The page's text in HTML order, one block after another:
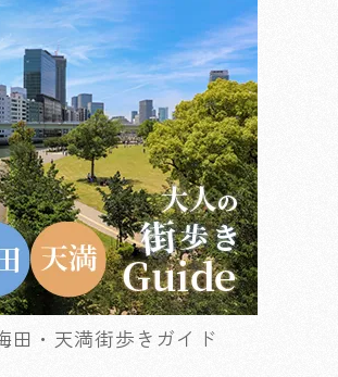
田・天満街歩きガイド